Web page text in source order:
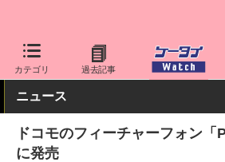
カテゴリ 過去記事
ケータイ Watch キャリア ドコモ
ニュース
ドコモのフィーチャーフォン「
に発売